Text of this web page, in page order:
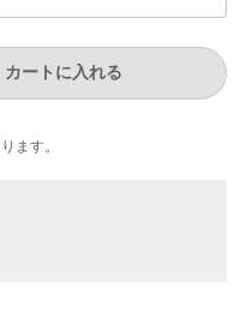
カートに入れる
ます。